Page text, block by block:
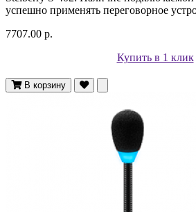
успешно применять переговорное
7707.00 р.
Купить в 1 клик
В корзину